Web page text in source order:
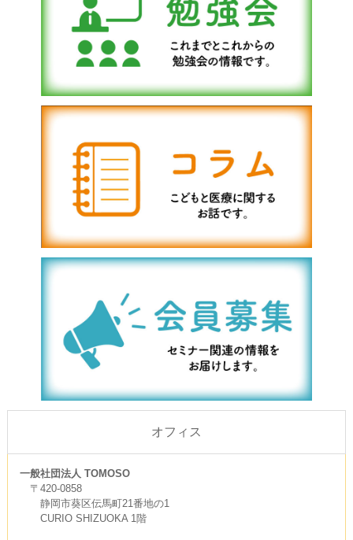
オフィス
一般社団法人 TOMOSO
〒420-0858
静岡市葵区伝馬町21番地の1
CURIO SHIZUOKA 1階